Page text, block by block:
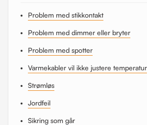
Problem med stikkontakt
Problem med dimmer eller bryter
Problem med spotter
Varmekabler vil ikke justere temperatur
Strømløs
Jordfeil
Sikring som går